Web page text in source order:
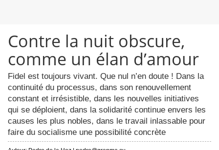
Contre la nuit obscure,
comme un élan d’amour
Fidel est toujours vivant. Que nul n’en doute ! Dans la
continuité du processus, dans son renouvellement
constant et irrésistible, dans les nouvelles initiatives
qui se déploient, dans la solidarité continue envers les
causes les plus nobles, dans le travail inlassable pour
faire du socialisme une possibilité concrète